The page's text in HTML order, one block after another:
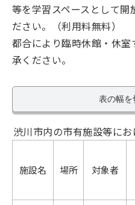
等を学習スペースとして開
ださい。（利用料無料）
都合により臨時休館・休
承ください。
表の幅を
渋川市内の市有施設等に
施設名 場所 対象者